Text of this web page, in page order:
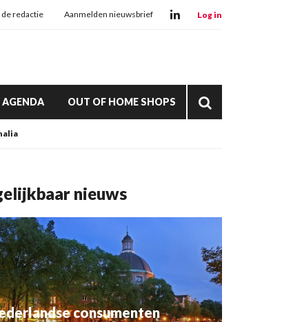
de redactie Aanmelden nieuwsbrief Log in
AGENDA OUT OF HOME SHOPS
nieuws
consumenten